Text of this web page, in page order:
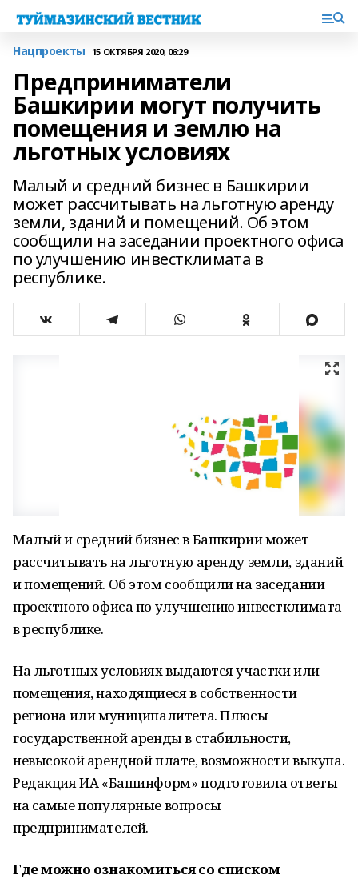
Нацпроекты 15 ОКТЯБРЯ 2020, 06:29
Предприниматели
Башкирии могут получить
помещения и землю на
льготных условиях
Малый и средний бизнес в Башкирии
может рассчитывать на льготную аренду
земли, зданий и помещений. Об этом
сообщили на заседании проектного офиса
по улучшению инвестклимата в
республике.
Малый и средний бизнес в Башкирии может
рассчитывать на льготную аренду земли, зданий
и помещений. Об этом сообщили на заседании
проектного офиса по улучшению инвестклимата
в республике.
На льготных условиях выдаются участки или
помещения, находящиеся в собственности
региона или муниципалитета. Плюсы
государственной аренды в стабильности,
невысокой арендной плате, возможности выкупа.
Редакция ИА «Башинформ» подготовила ответы
на самые популярные вопросы
предпринимателей.
Где можно ознакомиться со списком